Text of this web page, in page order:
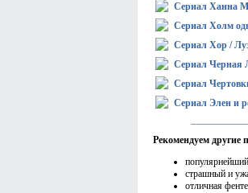
Сериал Ханна
Сериал Холм
Сериал Хор /
Сериал Черная
Сериал
Сериал Элен и
Рекомендуем другие
страшный и
отличная